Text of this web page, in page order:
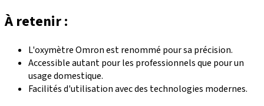
À retenir :
L'oxymètre Omron est renommé pour sa précision.
Accessible autant pour les professionnels que pour un
usage domestique.
Facilités d'utilisation avec des technologies modernes.